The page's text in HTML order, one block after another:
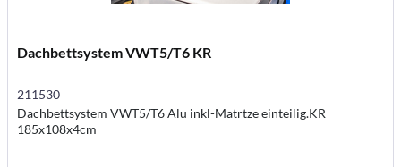
Dachbettsystem VWT5/T6 KR
211530
Dachbettsystem VWT5/T6 Alu inkl-Matrtze einteilig.KR
185x108x4cm